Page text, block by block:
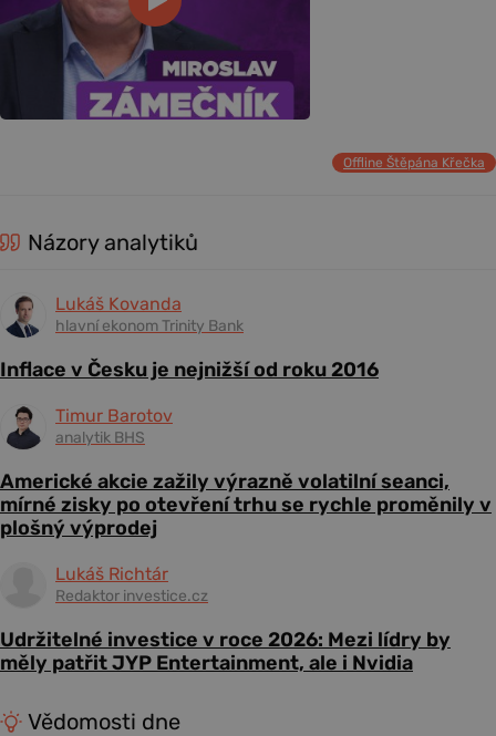
Offline Štěpána Křečka
Názory analytiků
Lukáš Kovanda
hlavní ekonom Trinity Bank
Inflace v Česku je nejnižší od roku 2016
Timur Barotov
analytik BHS
Americké akcie zažily výrazně volatilní seanci,
mírné zisky po otevření trhu se rychle proměnily v
plošný výprodej
Lukáš Richtár
Redaktor investice.cz
Udržitelné investice v roce 2026: Mezi lídry by
měly patřit JYP Entertainment, ale i Nvidia
Vědomosti dne